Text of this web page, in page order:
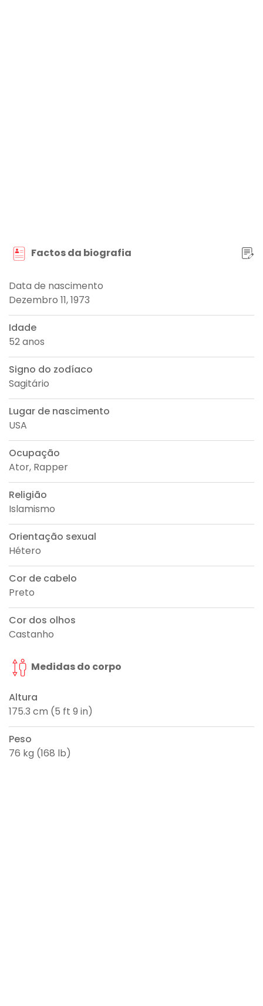
Factos da biografia
Data de nascimento
Dezembro 11, 1973
Idade
52 anos
Signo do zodíaco
Sagitário
Lugar de nascimento
USA
Ocupação
Ator, Rapper
Religião
Islamismo
Orientação sexual
Hétero
Cor de cabelo
Preto
Cor dos olhos
Castanho
Medidas do corpo
Altura
175.3 cm (5 ft 9 in)
Peso
76 kg (168 lb)